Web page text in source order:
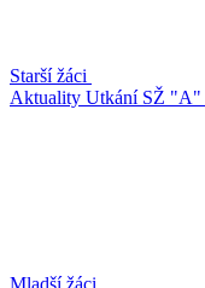
Starší žáci
Aktuality Utkání SŽ "A"
Mladší žáci